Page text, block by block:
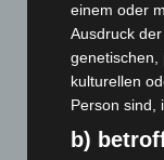
7. August 2026
Hannover: Erste
entdeckt
7. August 2026
Brand im „Haus
einem oder
Ausdruck
genetischen,
kulturellen
Person sind,
b)